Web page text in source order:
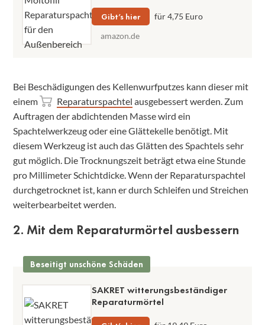
Gibt’s hier
für 4,75 Euro
amazon.de
Bei Beschädigungen des Kellenwurfputzes kann dieser mit
einem
Reparaturspachtel ausgebessert werden. Zum
Auftragen der abdichtenden Masse wird ein
Spachtelwerkzeug oder eine Glättekelle benötigt. Mit
diesem Werkzeug ist auch das Glätten des Spachtels sehr
gut möglich. Die Trocknungszeit beträgt etwa eine Stunde
pro Millimeter Schichtdicke. Wenn der Reparaturspachtel
durchgetrocknet ist, kann er durch Schleifen und Streichen
weiterbearbeitet werden.
2. Mit dem Reparaturmörtel ausbessern
Beseitigt unschöne Schäden
SAKRET witterungsbeständiger
Reparaturmörtel